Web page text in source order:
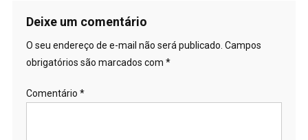
Post
Deixe um comentário
O seu endereço de e-mail não será publicado. Campos
obrigatórios são marcados com *
Comentário *